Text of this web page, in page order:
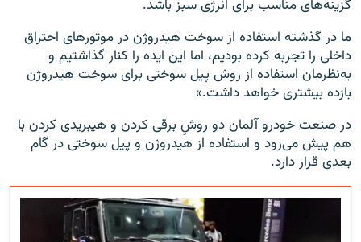
گزینه‌های مناسب برای انرژی سبز باشد.
ما در گذشته استفاده از سوخت هیدروژن در موتورهای احتراق
داخلی را تجربه کرده بودیم، اما این ایده را کنار گذاشتیم و
به‌نظرمان استفاده از روش پیل سوختی برای سوخت هیدروژن
بازده بیشتری خواهد داشت.»
در صنعت خودرو آلمان دو روشِ برقی کردن و هیبریدی کردن با
هم پیش می‌رود و استفاده از هیدروژن و پیل سوختی در گام
بعدی قرار دارد.